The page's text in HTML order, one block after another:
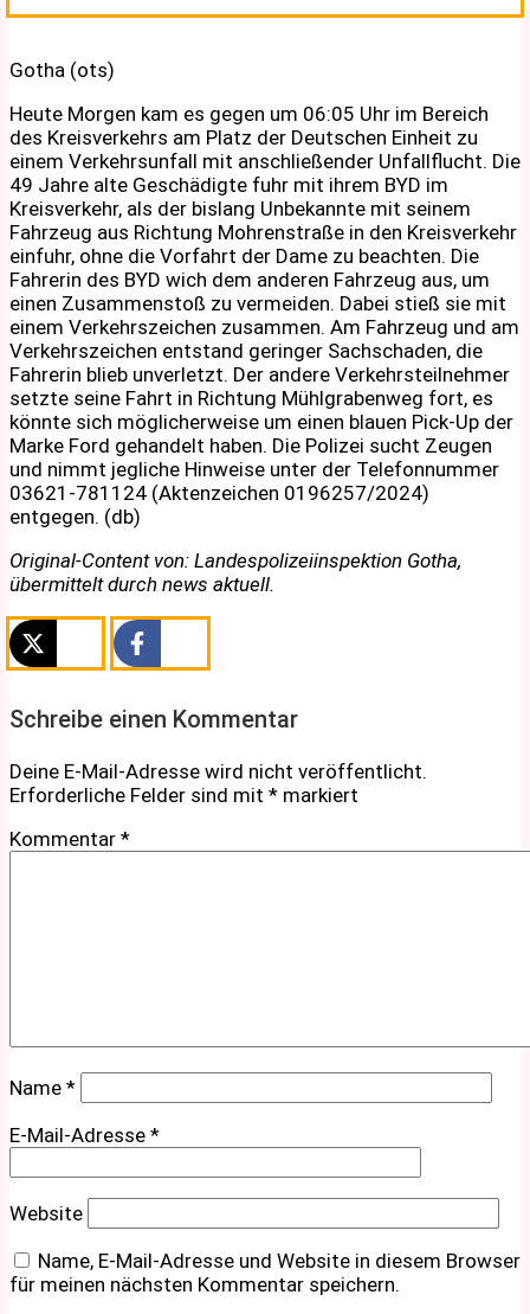
Gotha (ots)
Heute Morgen kam es gegen um 06:05 Uhr im Bereich
des Kreisverkehrs am Platz der Deutschen Einheit zu
einem Verkehrsunfall mit anschließender Unfallflucht. Die
49 Jahre alte Geschädigte fuhr mit ihrem BYD im
Kreisverkehr, als der bislang Unbekannte mit seinem
Fahrzeug aus Richtung Mohrenstraße in den Kreisverkehr
einfuhr, ohne die Vorfahrt der Dame zu beachten. Die
Fahrerin des BYD wich dem anderen Fahrzeug aus, um
einen Zusammenstoß zu vermeiden. Dabei stieß sie mit
einem Verkehrszeichen zusammen. Am Fahrzeug und am
Verkehrszeichen entstand geringer Sachschaden, die
Fahrerin blieb unverletzt. Der andere Verkehrsteilnehmer
setzte seine Fahrt in Richtung Mühlgrabenweg fort, es
könnte sich möglicherweise um einen blauen Pick-Up der
Marke Ford gehandelt haben. Die Polizei sucht Zeugen
und nimmt jegliche Hinweise unter der Telefonnummer
03621-781124 (Aktenzeichen 0196257/2024)
entgegen. (db)
Original-Content von: Landespolizeiinspektion Gotha,
übermittelt durch news aktuell.
Schreibe einen Kommentar
Deine E-Mail-Adresse wird nicht veröffentlicht.
Erforderliche Felder sind mit * markiert
Kommentar *
Name *
E-Mail-Adresse *
Website
Name, E-Mail-Adresse und Website in diesem Browser
für meinen nächsten Kommentar speichern.